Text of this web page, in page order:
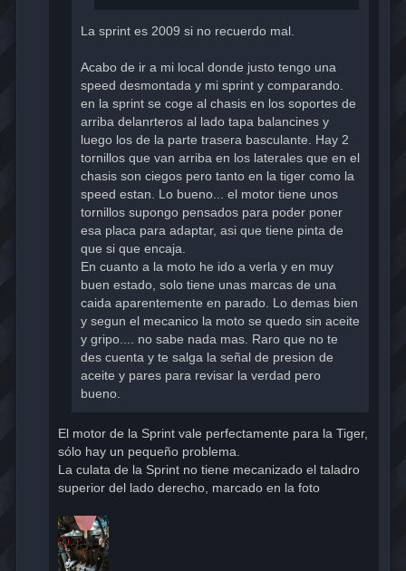
La sprint es 2009 si no recuerdo mal.
Acabo de ir a mi local donde justo tengo una
speed desmontada y mi sprint y comparando.
en la sprint se coge al chasis en los soportes de
arriba delanrteros al lado tapa balancines y
luego los de la parte trasera basculante. Hay 2
tornillos que van arriba en los laterales que en el
chasis son ciegos pero tanto en la tiger como la
speed estan. Lo bueno... el motor tiene unos
tornillos supongo pensados para poder poner
esa placa para adaptar, asi que tiene pinta de
que si que encaja.
En cuanto a la moto he ido a verla y en muy
buen estado, solo tiene unas marcas de una
caida aparentemente en parado. Lo demas bien
y segun el mecanico la moto se quedo sin aceite
y gripo.... no sabe nada mas. Raro que no te
des cuenta y te salga la señal de presion de
aceite y pares para revisar la verdad pero
bueno.
El motor de la Sprint vale perfectamente para la Tiger,
sólo hay un pequeño problema.
La culata de la Sprint no tiene mecanizado el taladro
superior del lado derecho, marcado en la foto